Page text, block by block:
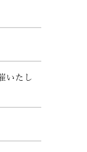
いたし